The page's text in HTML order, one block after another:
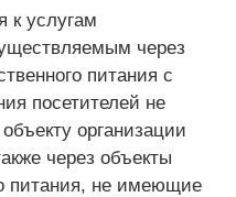
к услугам
через
питания с
посетителей не
организации
через объекты
питания, не имеющие